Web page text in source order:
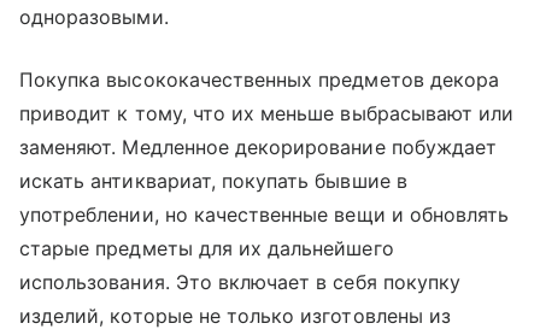
одноразовыми.
Покупка высококачественных предметов декора
приводит к тому, что их меньше выбрасывают или
заменяют. Медленное декорирование побуждает
искать антиквариат, покупать бывшие в
употреблении, но качественные вещи и обновлять
старые предметы для их дальнейшего
использования. Это включает в себя покупку
изделий, которые не только изготовлены из